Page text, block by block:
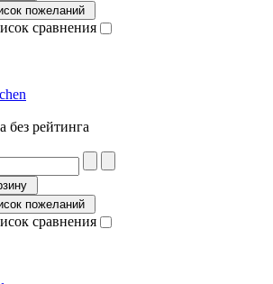
пожеланий
сравнения
без рейтинга
пожеланий
сравнения